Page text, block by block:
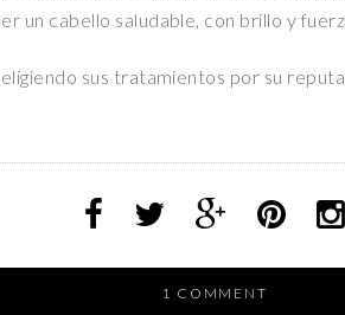
un cabello saludable, con brillo y
sus tratamientos por su
1 COMMENT